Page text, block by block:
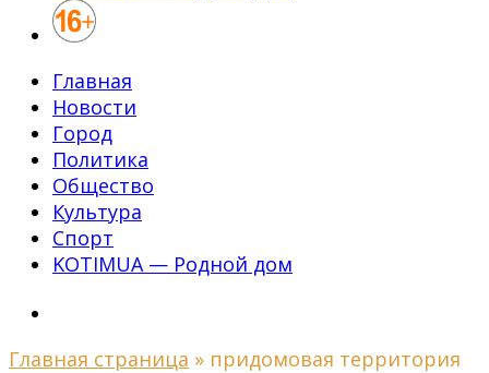
Главная
Новости
Город
Политика
Общество
Культура
Спорт
KOTIMUA — Родной дом
Главная страница » придомовая территория